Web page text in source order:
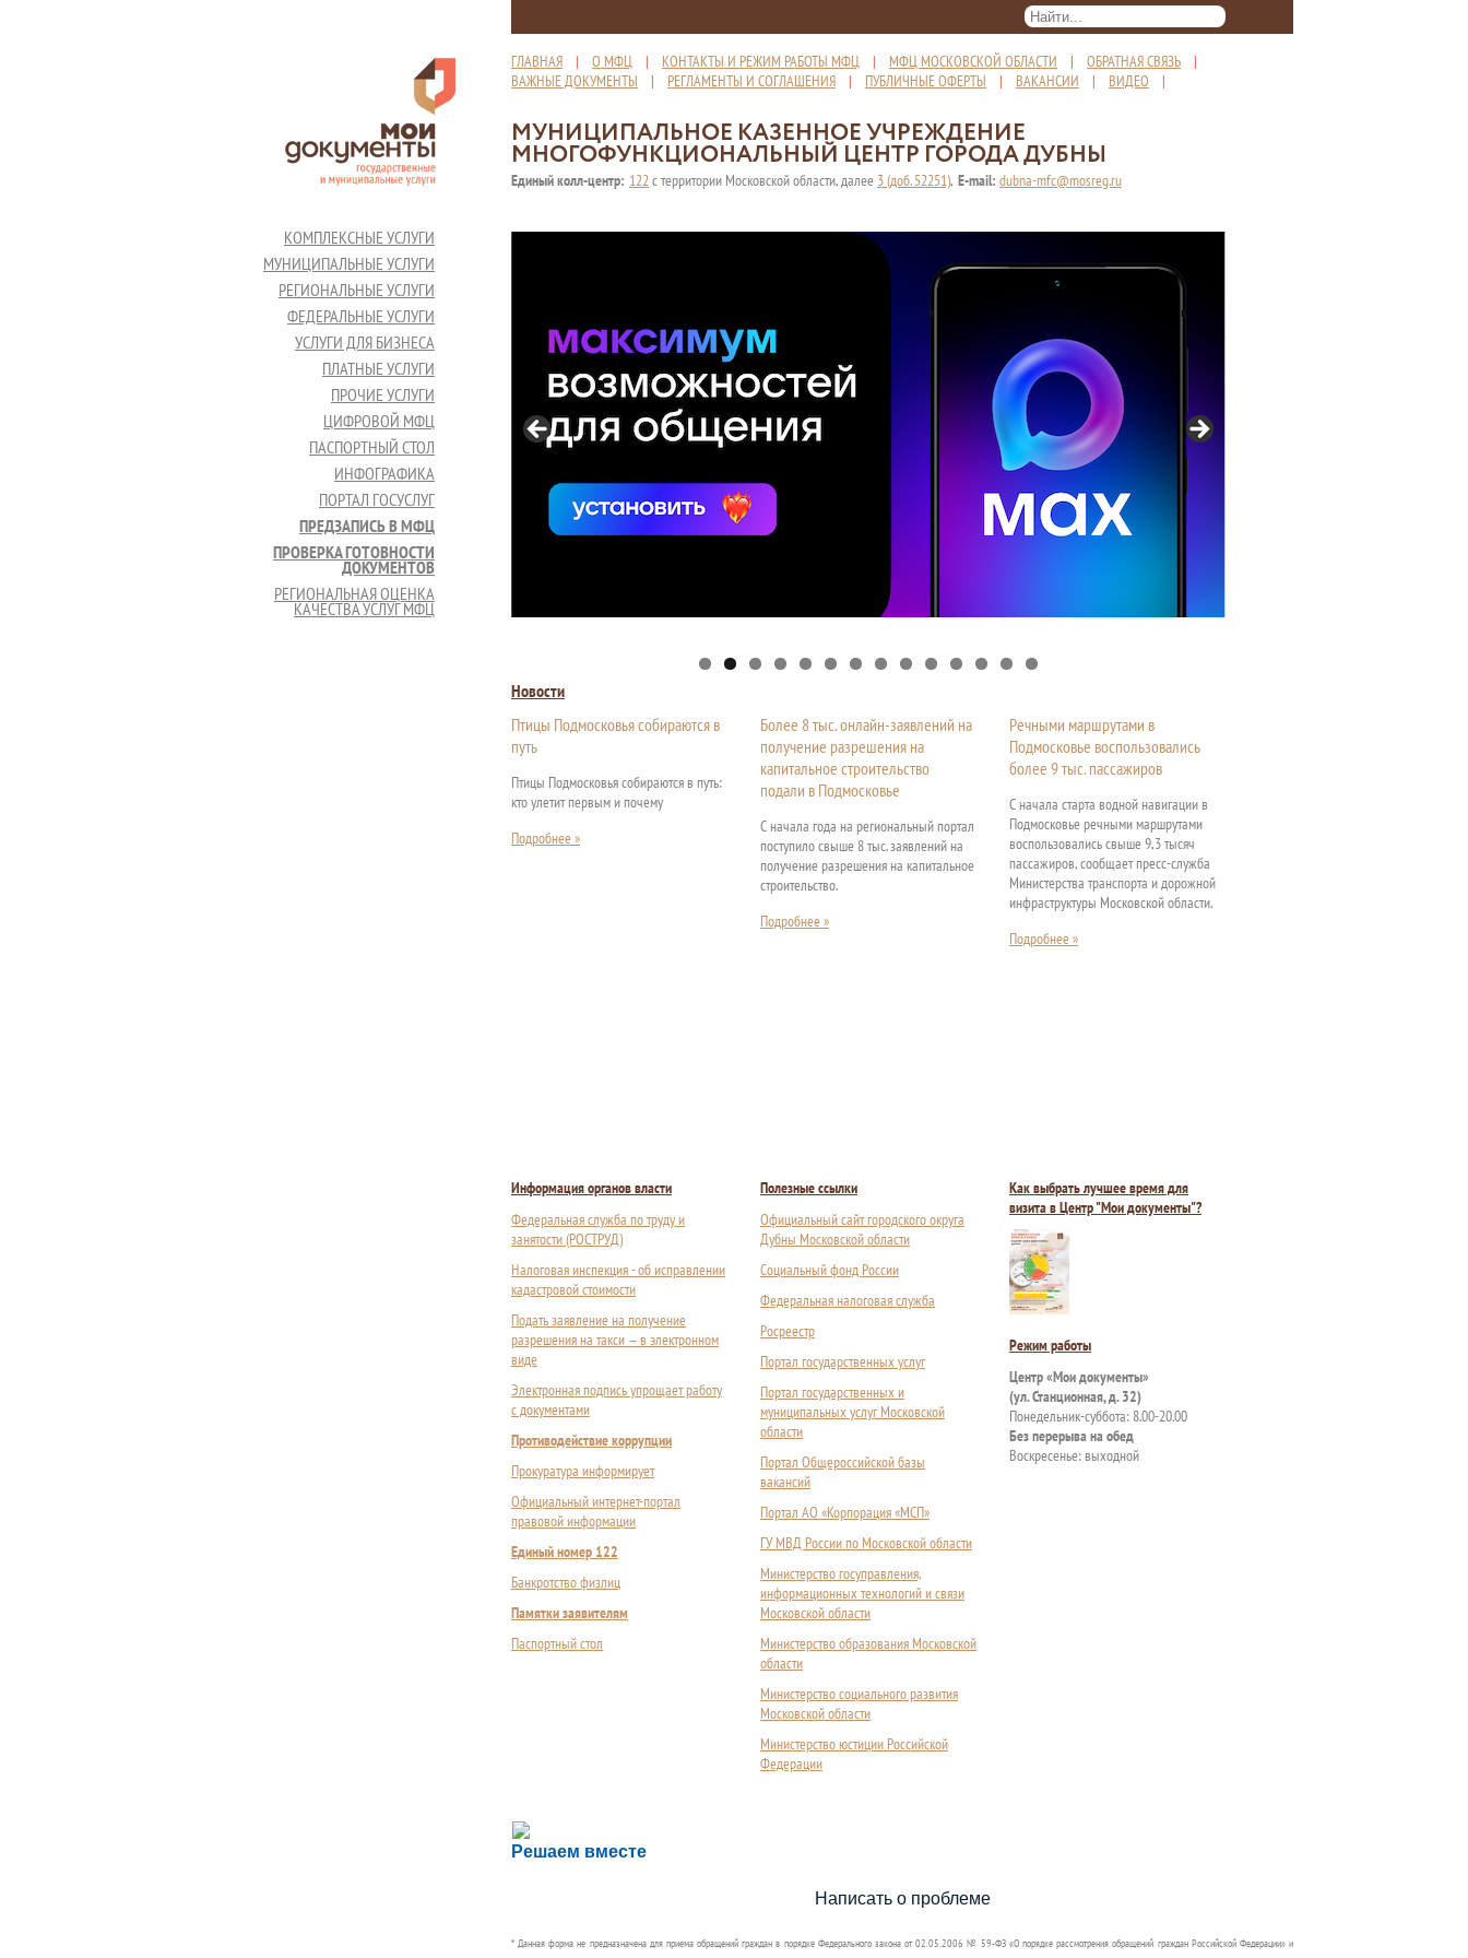
ГЛАВНАЯ | О МФЦ | КОНТАКТЫ И РЕЖИМ РАБОТЫ МФЦ | МФЦ МОСКОВСКОЙ ОБЛАСТИ | ОБРАТНАЯ СВЯЗЬ |
ВАЖНЫЕ ДОКУМЕНТЫ | РЕГЛАМЕНТЫ И СОГЛАШЕНИЯ | ПУБЛИЧНЫЕ ОФЕРТЫ | ВАКАНСИИ | ВИДЕО |
МУНИЦИПАЛЬНОЕ КАЗЕННОЕ УЧРЕЖДЕНИЕ
МНОГОФУНКЦИОНАЛЬНЫЙ ЦЕНТР ГОРОДА ДУБНЫ
Единый колл-центр: 122с территории Московской области, далее 3 (доб. 52251), E-mail: dubna-mfc@mosreg.ru
КОМПЛЕКСНЫЕ УСЛУГИ
МУНИЦИПАЛЬНЫЕ УСЛУГИ
РЕГИОНАЛЬНЫЕ УСЛУГИ
ФЕДЕРАЛЬНЫЕ УСЛУГИ
УСЛУГИ ДЛЯ БИЗНЕСА
ПЛАТНЫЕ УСЛУГИ
ПРОЧИЕ УСЛУГИ
ЦИФРОВОЙ МФЦ
ПАСПОРТНЫЙ СТОЛ
ИНФОГРАФИКА
ПОРТАЛ ГОСУСЛУГ
ПРЕДЗАПИСЬ В МФЦ
ПРОВЕРКА ГОТОВНОСТИ
ДОКУМЕНТОВ
РЕГИОНАЛЬНАЯ ОЦЕНКА
КАЧЕСТВА УСЛУГ МФЦ
Новости
Птицы Подмосковья собираются в
путь
Птицы Подмосковья собираются в путь:
кто улетит первым и почему
Подробнее »
Более 8 тыс. онлайн-заявлений на
получение разрешения на
капитальное строительство
подали в Подмосковье
С начала года на региональный портал
поступило свыше 8 тыс. заявлений на
получение разрешения на капитальное
строительство.
Подробнее »
Речными маршрутами в
Подмосковье воспользовались
более 9 тыс. пассажиров
С начала старта водной навигации в
Подмосковье речными маршрутами
воспользовались свыше 9,3 тысяч
пассажиров, сообщает пресс-служба
Министерства транспорта и дорожной
инфраструктуры Московской области.
Подробнее »
Информация органов власти
Федеральная служба по труду и
занятости (РОСТРУД)
Налоговая инспекция - об исправлении
кадастровой стоимости
Подать заявление на получение
разрешения на такси — в электронном
виде
Электронная подпись упрощает работу
с документами
Противодействие коррупции
Прокуратура информирует
Официальный интернет-портал
правовой информации
Единый номер 122
Банкротство физлиц
Памятки заявителям
Паспортный стол
Полезные ссылки
Официальный сайт городского округа
Дубны Московской области
Социальный фонд России
Федеральная налоговая служба
Росреестр
Портал государственных услуг
Портал государственных и
муниципальных услуг Московской
области
Портал Общероссийской базы
вакансий
Портал АО «Корпорация «МСП»
ГУ МВД России по Московской области
Министерство госуправления,
информационных технологий и связи
Московской области
Министерство образования Московской
области
Министерство социального развития
Московской области
Министерство юстиции Российской
Федерации
Как выбрать лучшее время для
визита в Центр "Мои документы"?
Режим работы
Центр «Мои документы»
(ул. Станционная, д. 32)
Понедельник-суббота: 8.00-20.00
Без перерыва на обед
Воскресенье: выходной
Решаем вместе
Сложности с получением социальной выплаты или пособия?
Сообщите об этом
Написать о проблеме
* Данная форма не предназначена для приема обращений граждан в порядке Федерального закона от 02.05.2006 № 59-ФЗ «О порядке рассмотрения обращений граждан Российской Федерации» и